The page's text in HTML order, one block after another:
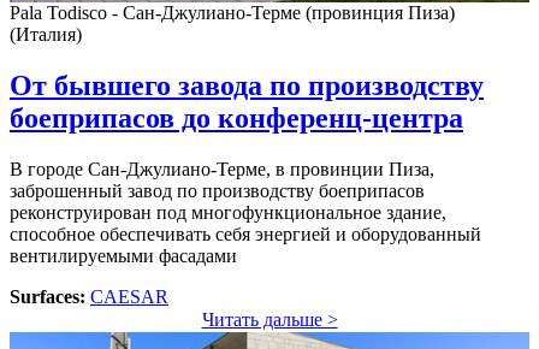
Pala Todisco - Сан-Джулиано-Терме (провинция Пиза)
(Италия)
От бывшего завода по производству
боеприпасов до конференц-центра
В городе Сан-Джулиано-Терме, в провинции Пиза,
заброшенный завод по производству боеприпасов
реконструирован под многофункциональное здание,
способное обеспечивать себя энергией и оборудованный
вентилируемыми фасадами
Surfaces: CAESAR
Читать дальше >